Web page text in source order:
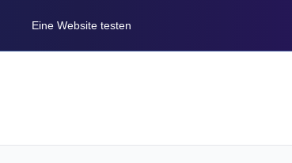
Eine Website testen